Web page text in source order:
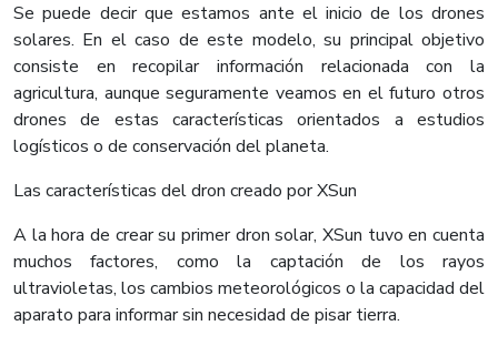
Se puede decir que estamos ante el inicio de los drones
solares. En el caso de este modelo, su principal objetivo
consiste en recopilar información relacionada con la
agricultura, aunque seguramente veamos en el futuro otros
drones de estas características orientados a estudios
logísticos o de conservación del planeta.
Las características del dron creado por XSun
A la hora de crear su primer dron solar, XSun tuvo en cuenta
muchos factores, como la captación de los rayos
ultravioletas, los cambios meteorológicos o la capacidad del
aparato para informar sin necesidad de pisar tierra.